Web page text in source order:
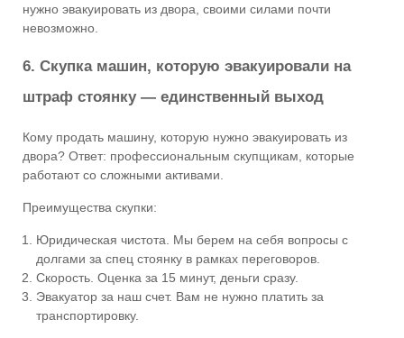
нужно эвакуировать из двора, своими силами почти
невозможно.
6. Скупка машин, которую эвакуировали на
штраф стоянку — единственный выход
Кому продать машину, которую нужно эвакуировать из
двора? Ответ: профессиональным скупщикам, которые
работают со сложными активами.
Преимущества скупки:
Юридическая чистота. Мы берем на себя вопросы с
долгами за спец стоянку в рамках переговоров.
Скорость. Оценка за 15 минут, деньги сразу.
Эвакуатор за наш счет. Вам не нужно платить за
транспортировку.